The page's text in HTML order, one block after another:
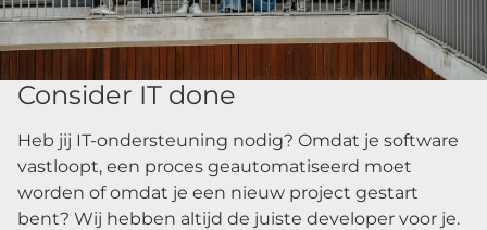
Consider IT done
Heb jij IT-ondersteuning nodig? Omdat je software
vastloopt, een proces geautomatiseerd moet
worden of omdat je een nieuw project gestart
bent? Wij hebben altijd de juiste developer voor je.